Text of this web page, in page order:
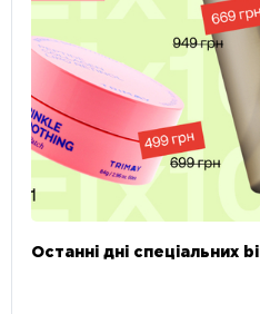
Останні дні спеціальних